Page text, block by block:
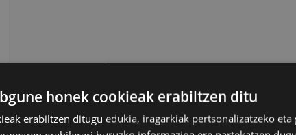
honek cookieak erabiltzen ditu
erabiltzen ditugu edukia, iragarkiak pertsonalizatzeko